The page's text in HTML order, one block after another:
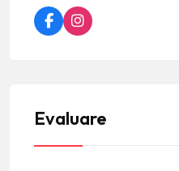
Evaluare